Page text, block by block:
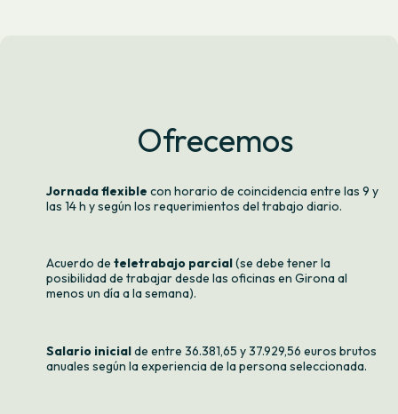
Ofrecemos
Jornada flexible con horario de coincidencia entre las 9 y
las 14 h y según los requerimientos del trabajo diario.
Acuerdo de teletrabajo parcial(se debe tener la
posibilidad de trabajar desde las oficinas en Girona al
menos un día a la semana).
Salario inicialde entre 36.381,65 y 37.929,56 euros brutos
anuales según la experiencia de la persona seleccionada.